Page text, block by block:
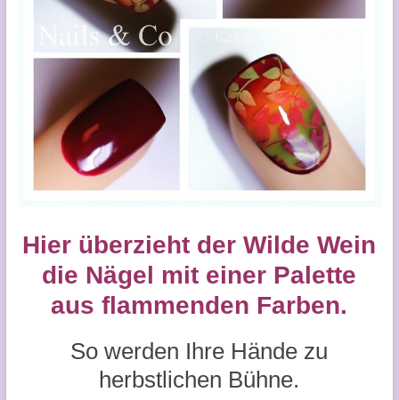
Hier überzieht der Wilde Wein
die Nägel mit einer Palette
aus flammenden Farben.
So werden Ihre Hände zu
herbstlichen Bühne.